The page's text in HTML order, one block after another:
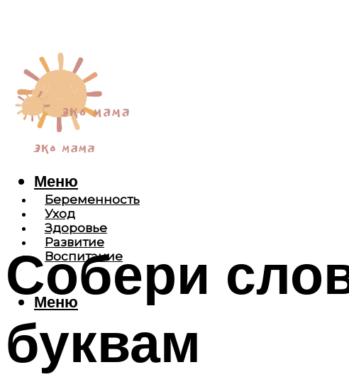
Беременность
Уход
Здоровье
Развитие
Воспитание
Меню
Меню
Собери
буквам